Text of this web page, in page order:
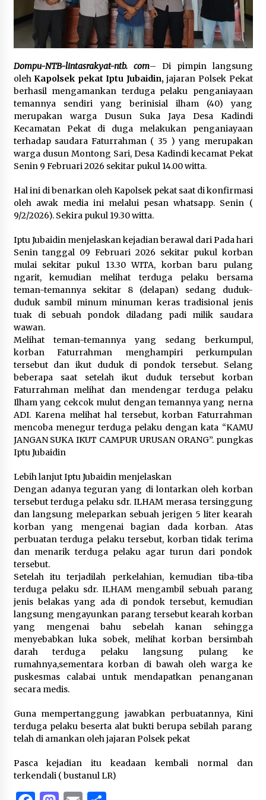
SATRESNARKOBA POLRES DOMPU AMANKAN
TERDUGA PELAKU NARKOTIKA DI KECAMATAN
KEMPO, BELASAN PAKET DIDUGA SABU DISITA
Dompu-NTB-lintasrakyat-ntb. com– Di pimpin langsung
olehKapolsek pekat Iptu Jubaidin,jajaran Polsek Pekat
berhasil mengamankan terduga pelaku penganiayaan
temannya sendiri yang berinisial ilham (40) yang
merupakan warga Dusun Suka Jaya Desa Kadindi
Kecamatan Pekat di duga melakukan penganiayaan
terhadap saudara Faturrahman ( 35 ) yang merupakan
warga dusun Montong Sari, Desa Kadindi kecamat Pekat
Senin 9 Februari 2026 sekitar pukul 14.00 witta.
Hal ini di benarkan oleh Kapolsek pekat saat di konfirmasi
oleh awak media ini melalui pesan whatsapp. Senin (
9/2/2026). Sekira pukul 19.30 witta.
Iptu Jubaidin menjelaskan kejadian berawal dari Pada hari
Senin tanggal 09 Februari 2026 sekitar pukul korban
mulai sekitar pukul 13.30 WITA, korban baru pulang
ngarit, kemudian melihat terduga pelaku bersama
teman-temannya sekitar 8 (delapan) sedang duduk-
duduk sambil minum minuman keras tradisional jenis
tuak di sebuah pondok diladang padi milik saudara
wawan.
Melihat teman-temannya yang sedang berkumpul,
korban Faturrahman menghampiri perkumpulan
tersebut dan ikut duduk di pondok tersebut. Selang
beberapa saat setelah ikut duduk tersebut korban
Faturrahman melihat dan mendengar terduga pelaku
Ilham yang cekcok mulut dengan temannya yang nerna
ADI. Karena melihat hal tersebut, korban Faturrahman
mencoba menegur terduga pelaku dengan kata “KAMU
JANGAN SUKA IKUT CAMPUR URUSAN ORANG”. pungkas
Iptu Jubaidin
Lebih lanjut Iptu Jubaidin menjelaskan
Dengan adanya teguran yang di lontarkan oleh korban
tersebut terduga pelaku sdr. ILHAM merasa tersinggung
dan langsung meleparkan sebuah jerigen 5 liter kearah
korban yang mengenai bagian dada korban. Atas
perbuatan terduga pelaku tersebut, korban tidak terima
dan menarik terduga pelaku agar turun dari pondok
tersebut.
Setelah itu terjadilah perkelahian, kemudian tiba-tiba
terduga pelaku sdr. ILHAM mengambil sebuah parang
jenis belakas yang ada di pondok tersebut, kemudian
langsung mengayunkan parang tersebut kearah korban
yang mengenai bahu sebelah kanan sehingga
menyebabkan luka sobek, melihat korban bersimbah
darah terduga pelaku langsung pulang ke
rumahnya,sementara korban di bawah oleh warga ke
puskesmas calabai untuk mendapatkan penanganan
secara medis.
Guna mempertanggung jawabkan perbuatannya, Kini
terduga pelaku beserta alat bukti berupa sebilah parang
telah di amankan oleh jajaran Polsek pekat
Pasca kejadian itu keadaan kembali normal dan
terkendali ( bustanul LR)